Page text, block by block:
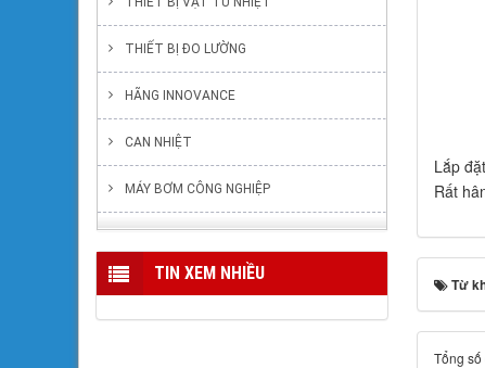
Lắp
Rất
Từ
Tổng
THIẾT BỊ ĐO LƯỜNG
HÃNG INNOVANCE
CAN NHIỆT
MÁY BƠM CÔNG NGHIỆP
TIN XEM NHIỀU